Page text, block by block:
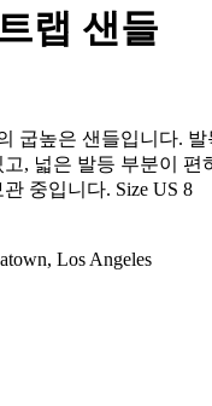
랩 샌들
굽높은 샌들입니다.
, 넓은 발등 부분이 편
중입니다. Size US 8
Los Angeles